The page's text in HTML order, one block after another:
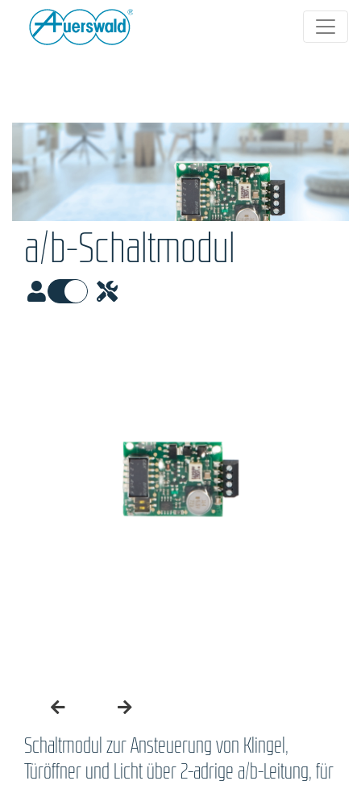
a/b-Schaltmodul
Schaltmodul zur Ansteuerung von Klingel,
Türöffner und Licht über 2-adrige a/b-Leitung, für